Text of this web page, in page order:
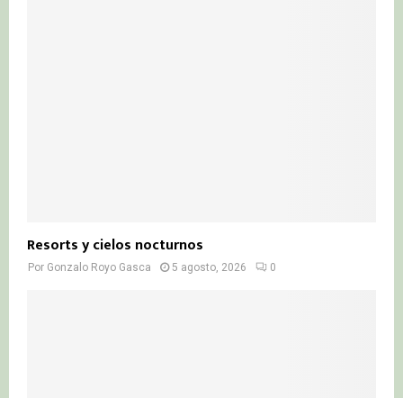
Resorts y cielos nocturnos
Por Gonzalo Royo Gasca 5 agosto, 2026 0